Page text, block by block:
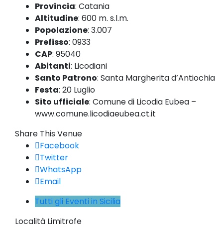
Provincia: Catania
Altitudine: 600 m. s.l.m.
Popolazione: 3.007
Prefisso: 0933
CAP: 95040
Abitanti: Licodiani
Santo Patrono: Santa Margherita d’Antiochia
Festa: 20 Luglio
Sito ufficiale: Comune di Licodia Eubea –
www.comune.licodiaeubea.ct.it
Share This Venue
Facebook
Twitter
WhatsApp
Email
Tutti gli Eventi in Sicilia
Località Limitrofe